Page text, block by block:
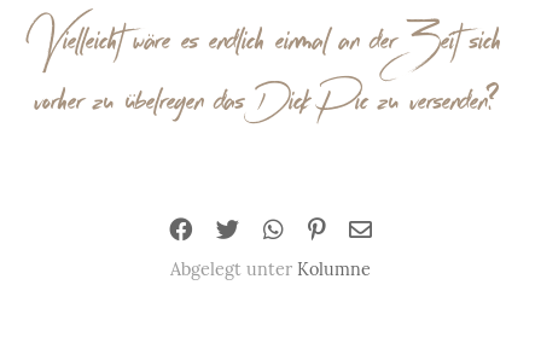
Vielleicht wäre es endlich einmal an der Zeit sich
vorher zu übelregen das Dick Pic zu versenden?
Abgelegt unter Kolumne